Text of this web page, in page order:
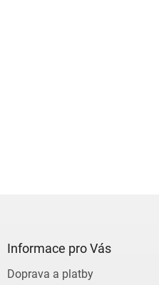
Informace pro Vás
Doprava a platby